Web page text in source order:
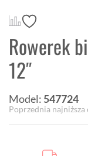
Rowerek
12″
Model: 547724
Poprzednia najniższa